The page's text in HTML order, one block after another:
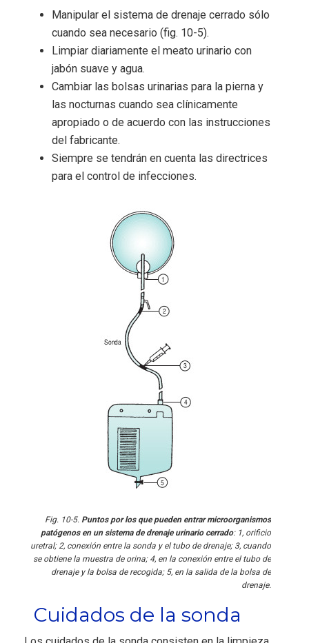
Manipular el sistema de drenaje cerrado sólo
cuando sea necesario (fig. 10-5).
Limpiar diariamente el meato urinario con
jabón suave y agua.
Cambiar las bolsas urinarias para la pierna y
las nocturnas cuando sea clínicamente
apropiado o de acuerdo con las instrucciones
del fabricante.
Siempre se tendrán en cuenta las directrices
para el control de infecciones.
Fig. 10-5. Puntos por los que pueden entrar microorganismos
patógenos en un sistema de drenaje urinario cerrado: 1, orificio
uretral; 2, conexión entre la sonda y el tubo de drenaje; 3, cuando
se obtiene la muestra de orina; 4, en la conexión entre el tubo de
drenaje y la bolsa de recogida; 5, en la salida de la bolsa de
drenaje.
Cuidados de la sonda